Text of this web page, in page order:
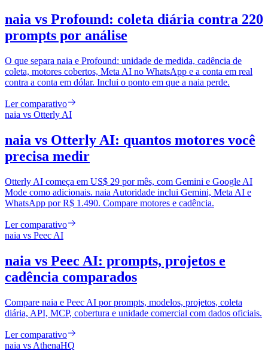
naia vs Profound: coleta diária contra 220
prompts por análise
O que separa naia e Profound: unidade de medida, cadência de
coleta, motores cobertos, Meta AI no WhatsApp e a conta em real
contra a conta em dólar. Inclui o ponto em que a naia perde.
Ler comparativo
naia vs Otterly AI
naia vs Otterly AI: quantos motores você
precisa medir
Otterly AI começa em US$ 29 por mês, com Gemini e Google AI
Mode como adicionais. naia Autoridade inclui Gemini, Meta AI e
WhatsApp por R$ 1.490. Compare motores e cadência.
Ler comparativo
naia vs Peec AI
naia vs Peec AI: prompts, projetos e
cadência comparados
Compare naia e Peec AI por prompts, modelos, projetos, coleta
diária, API, MCP, cobertura e unidade comercial com dados oficiais.
Ler comparativo
naia vs AthenaHQ